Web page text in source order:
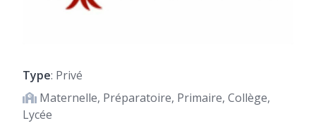
Type: Privé
Maternelle, Préparatoire, Primaire, Collège,
Lycée